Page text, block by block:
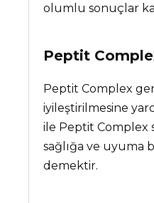
olumlu sonuçlar
Peptit
Peptit Complex
iyileştirilmesine
ile Peptit Complex
sağlığa ve uyuma
demektir.